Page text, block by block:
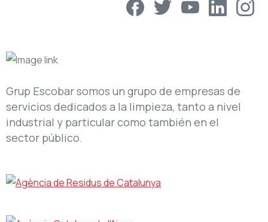
Grup Escobar somos un grupo de empresas de
servicios dedicados a la limpieza, tanto a nivel
industrial y particular como también en el
sector público.